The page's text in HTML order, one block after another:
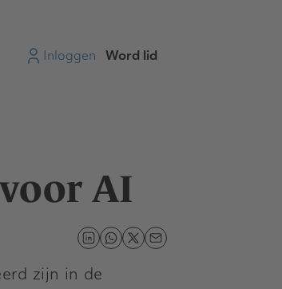
Inloggen Word lid
AI
zijn in de